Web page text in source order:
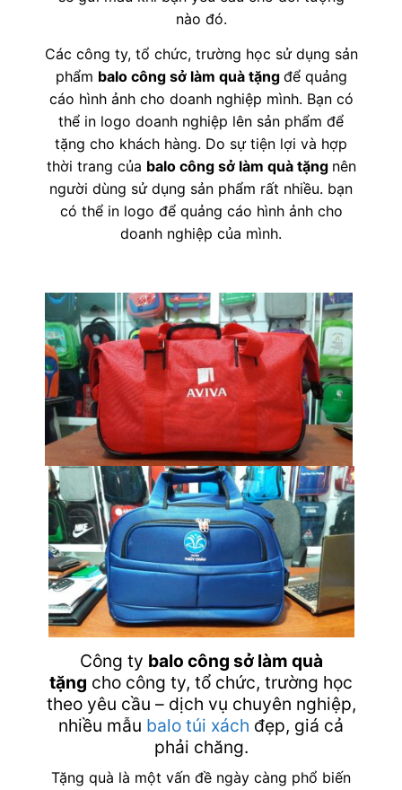
nào đó.
Các công ty, tổ chức, trường học sử dụng sản
phẩm balo công sở làm quà tặng để quảng
cáo hình ảnh cho doanh nghiệp mình. Bạn có
thể in logo doanh nghiệp lên sản phẩm để
tặng cho khách hàng. Do sự tiện lợi và hợp
thời trang của balo công sở làm quà tặng nên
người dùng sử dụng sản phẩm rất nhiều. bạn
có thể in logo để quảng cáo hình ảnh cho
doanh nghiệp của mình.
Công ty balo công sở làm quà
tặng cho công ty, tổ chức, trường học
theo yêu cầu – dịch vụ chuyên nghiệp,
nhiều mẫu balo túi xách đẹp, giá cả
phải chăng.
Tặng quà là một vấn đề ngày càng phổ biến